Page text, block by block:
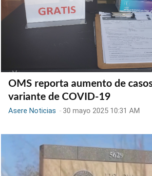
OMS reporta aumento de
variante de COVID-19
Asere Noticias - 30 mayo 2025 10:31 AM